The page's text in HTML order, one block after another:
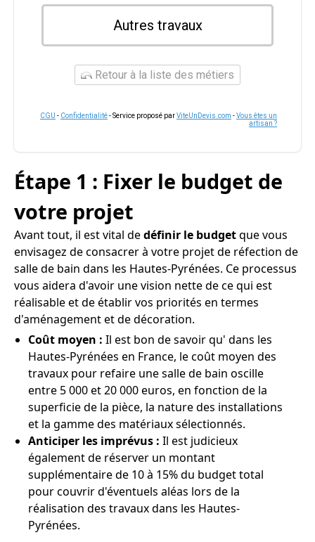
Autres travaux
Retour à la liste des métiers
CGU - Confidentialité- Service proposé parViteUnDevis.com -Vous êtes un
artisan ?
Étape 1 : Fixer le budget de
votre projet
Avant tout, il est vital dedéfinir le budgetque vous
envisagez de consacrer à votre projet de réfection de
salle de bain dans les Hautes-Pyrénées. Ce processus
vous aidera d'avoir une vision nette de ce qui est
réalisable et de établir vos priorités en termes
d'aménagement et de décoration.
Coût moyen : Il est bon de savoir qu' dans les
Hautes-Pyrénées en France, le coût moyen des
travaux pour refaire une salle de bain oscille
entre 5 000 et 20 000 euros, en fonction de la
superficie de la pièce, la nature des installations
et la gamme des matériaux sélectionnés.
Anticiper les imprévus : Il est judicieux
également de réserver un montant
supplémentaire de 10 à 15% du budget total
pour couvrir d'éventuels aléas lors de la
réalisation des travaux dans les Hautes-
Pyrénées.